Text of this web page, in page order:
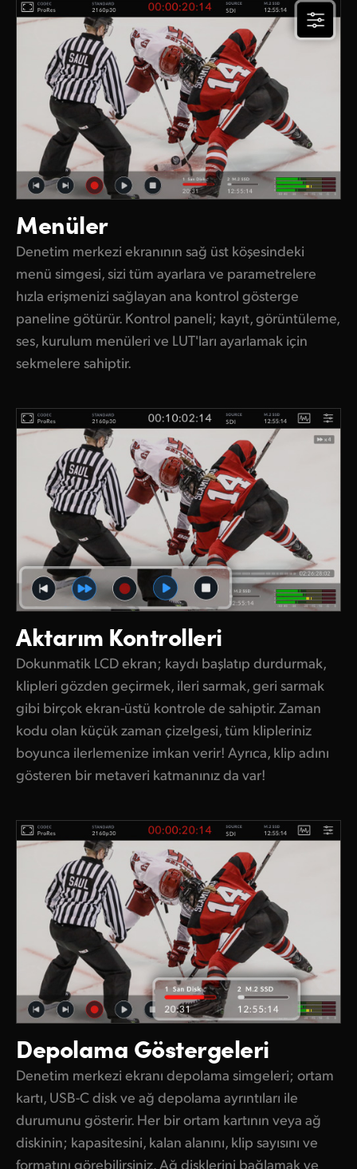
Menüler
Denetim merkezi ekranının sağ üst köşesindeki
menü simgesi, sizi tüm ayarlara ve parametrelere
hızla erişmenizi sağlayan ana kontrol gösterge
paneline götürür. Kontrol paneli; kayıt, görüntüleme,
ses, kurulum menüleri ve LUT'ları ayarlamak için
sekmelere sahiptir.
Aktarım Kontrolleri
Dokunmatik LCD ekran; kaydı başlatıp durdurmak,
klipleri gözden geçirmek, ileri sarmak, geri sarmak
gibi birçok ekran-üstü kontrole de sahiptir. Zaman
kodu olan küçük zaman çizelgesi, tüm klipleriniz
boyunca ilerlemenize imkan verir! Ayrıca, klip adını
gösteren bir metaveri katmanınız da var!
Depolama Göstergeleri
Denetim merkezi ekranı depolama simgeleri; ortam
kartı, USB-C disk ve ağ depolama ayrıntıları ile
durumunu gösterir. Her bir ortam kartının veya ağ
diskinin; kapasitesini, kalan alanını, klip sayısını ve
formatını görebilirsiniz. Ağ disklerini bağlamak ve